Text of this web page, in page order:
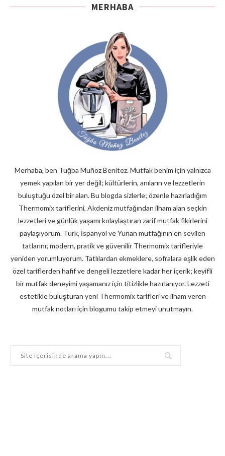
MERHABA
Merhaba, ben Tuğba Muñoz Benitez. Mutfak benim için yalnızca
yemek yapılan bir yer değil; kültürlerin, anıların ve lezzetlerin
buluştuğu özel bir alan. Bu blogda sizlerle; özenle hazırladığım
Thermomix tariflerini, Akdeniz mutfağından ilham alan seçkin
lezzetleri ve günlük yaşamı kolaylaştıran zarif mutfak fikirlerini
paylaşıyorum. Türk, İspanyol ve Yunan mutfağının en sevilen
tatlarını; modern, pratik ve güvenilir Thermomix tarifleriyle
yeniden yorumluyorum. Tatlılardan ekmeklere, sofralara eşlik eden
özel tariflerden hafif ve dengeli lezzetlere kadar her içerik; keyifli
bir mutfak deneyimi yaşamanız için titizlikle hazırlanıyor. Lezzeti
estetikle buluşturan yeni Thermomix tarifleri ve ilham veren
mutfak notları için blogumu takip etmeyi unutmayın.